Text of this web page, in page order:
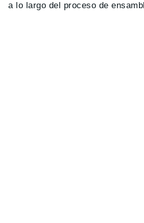
a lo largo del proceso de